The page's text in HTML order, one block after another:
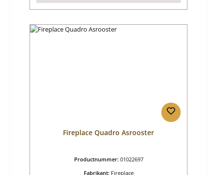
Fireplace Quadro Asrooster
Productnummer: 01022697
Fabrikant: Fireplace